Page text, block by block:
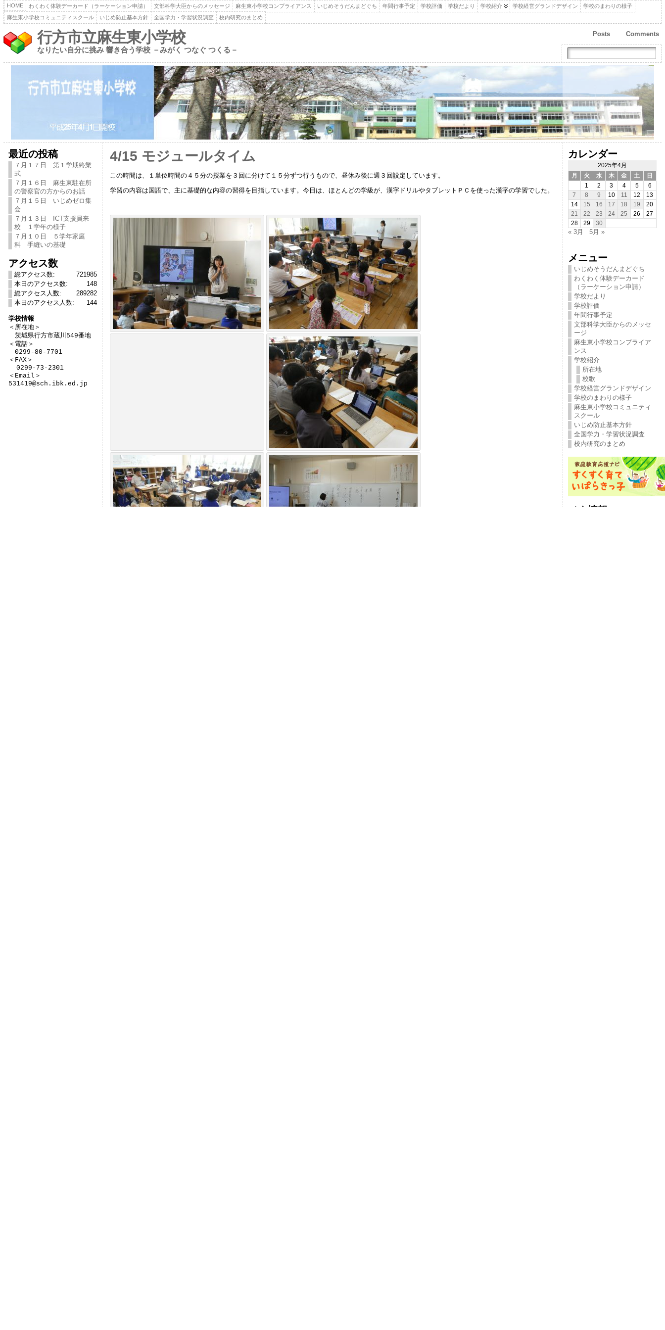
HOME わくわく体験デーカード（ラーケーション申請） 文部科学大臣からのメッセージ 麻生東小学校コンプライアンス いじめそうだんまどぐち 年間行事予定 学校評価 学校だより 学校紹介 学校経営グランドデザイン
学校のまわりの様子
麻生東小学校コミュニティスクール
いじめ防止基本方針 全国学力・学習状況調査 校内研究のまとめ
行方市立麻生東小学校
なりたい自分に挑み 響き合う学校 －みがく つなぐ つくる－
Comments
Posts
最近の投稿
７月１７日 第１学期終業
式
７月１６日 麻生東駐在所
の警察官の方からのお話
７月１５日 いじめゼロ集
会
７月１３日 ICT支援員来
校 １学年の様子
７月１０日 ５学年家庭
科 手縫いの基礎
アクセス数
721985
総アクセス数:
148
本日のアクセス数:
289282
総アクセス人数:
144
本日のアクセス人数:
学校情報
＜所在地＞
茨城県行方市蔵川549番地
＜電話＞
0299-80-7701
＜FAX＞
＜Email＞
531419@sch.ibk.ed.jp
4/15 モジュールタイム
この時間は、１単位時間の４５分の授業を３回に分けて１５分ずつ行うもので、昼休み後に週３回設定しています。
学習の内容は国語で、主に基礎的な内容の習得を目指しています。今日は、ほとんどの学級が、漢字ドリルやタブレットＰＣを使った漢字の学習でした。
カレンダー
2025年4月
月
火 水 木 金 土
日
1
2 3 4 5
6
7
8 9 10 11 12
13
14
15 16 17 18 19
20
21
22 23 24 25 26
27
28
29 30
« 3月 5月 »
メニュー
いじめそうだんまどぐち
わくわく体験デーカード
（ラーケーション申請）
学校だより
学校評価
年間行事予定
文部科学大臣からのメッセ
ージ
麻生東小学校コンプライア
ンス
学校紹介
所在地
校歌
学校経営グランドデザイン
学校のまわりの様子
麻生東小学校コミュニティ
スクール
いじめ防止基本方針
全国学力・学習状況調査
校内研究のまとめ
メタ情報